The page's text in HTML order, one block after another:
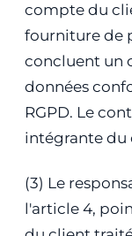
compte du
fourniture de
concluent un
données
RGPD. Le
intégrante du
(3) Le
l'article 4,